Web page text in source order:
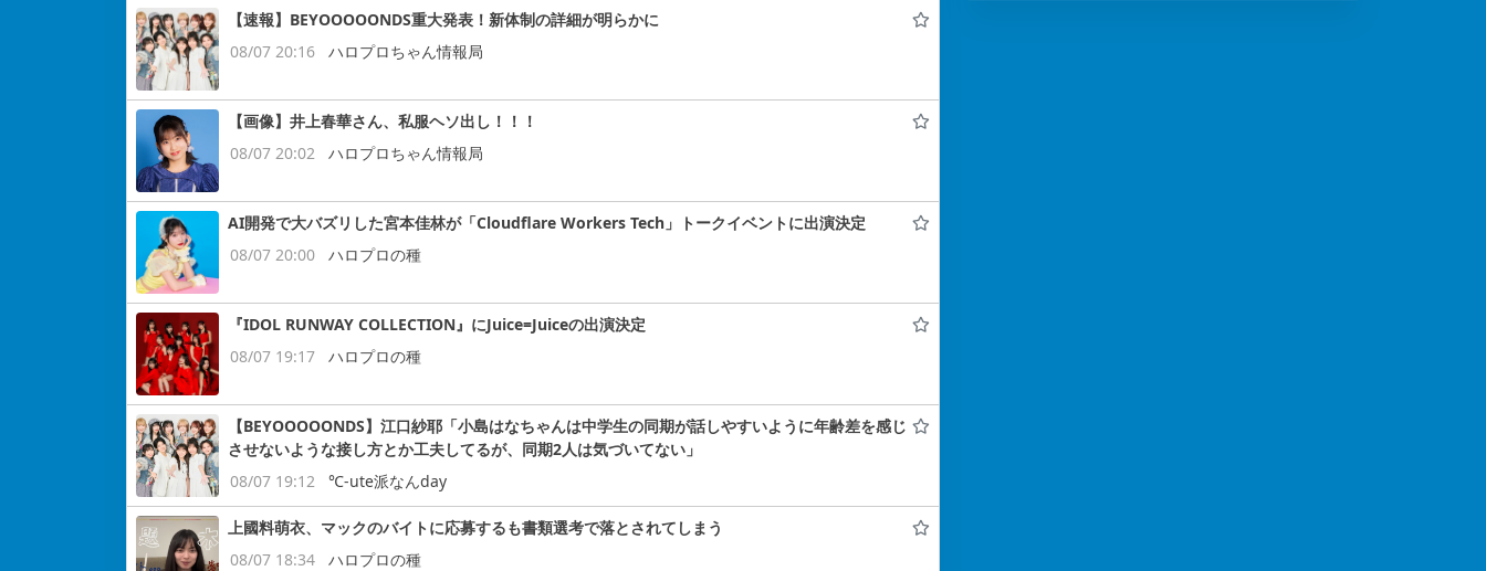
【速報】BEYOOOOONDS重大発表！新体制の詳細が明らかに
08/07 20:16
ハロプロちゃん情報局
【画像】井上春華さん、私服ヘソ出し！！！
08/07 20:02
ハロプロちゃん情報局
AI開発で大バズリした宮本佳林が「Cloudflare Workers Tech」トークイベントに出演決定
08/07 20:00
ハロプロの種
『IDOL RUNWAY COLLECTION』にJuice=Juiceの出演決定
08/07 19:17
ハロプロの種
【BEYOOOOONDS】江口紗耶「小島はなちゃんは中学生の同期が話しやすいように年齢差を感じ
させないような接し方とか工夫してるが、同期2人は気づいてない」
08/07 19:12
℃-ute派なんday
上國料萌衣、マックのバイトに応募するも書類選考で落とされてしまう
08/07 18:34
ハロプロの種